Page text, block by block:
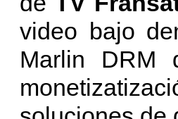
video bajo
Marlin DRM